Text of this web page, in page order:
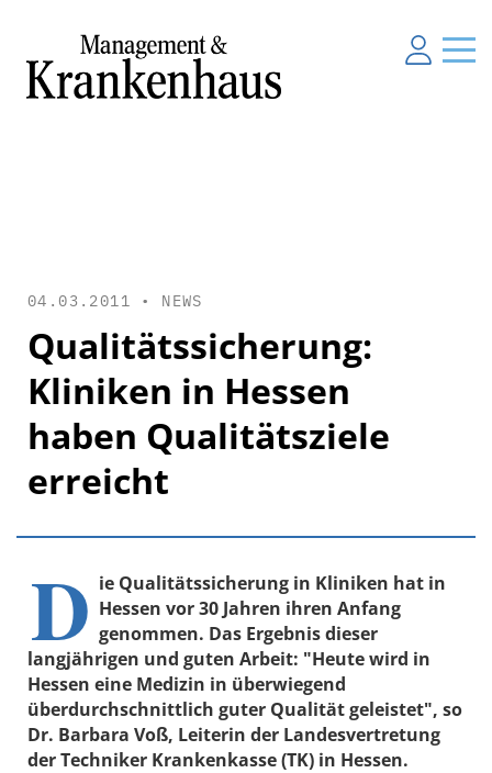
04.03.2011 • NEWS
Qualitätssicherung:
Kliniken in Hessen
haben Qualitätsziele
erreicht
D ie Qualitätssicherung in Kliniken hat in
Hessen vor 30 Jahren ihren Anfang
genommen. Das Ergebnis dieser
langjährigen und guten Arbeit: "Heute wird in
Hessen eine Medizin in überwiegend
überdurchschnittlich guter Qualität geleistet", so
Dr. Barbara Voß, Leiterin der Landesvertretung
der Techniker Krankenkasse (TK) in Hessen.